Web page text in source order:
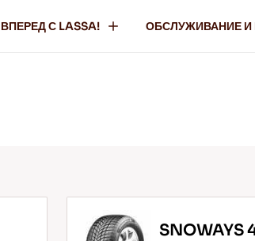
ВПЕРЕД С LASSA! ОБСЛУЖИВАНИЕ
SNOWAYS